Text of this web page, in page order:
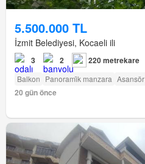
5.500.000 TL
İzmit Belediyesi, Kocaeli ili
3 2 220 metrekare
Balkon Panorami̇k manzara Asansör
20 gün önce